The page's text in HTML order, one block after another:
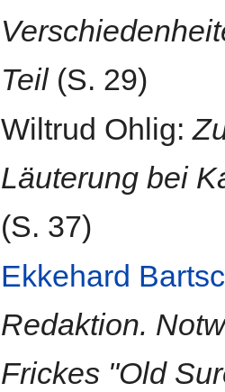
Teil(S. 29)
Wiltrud Ohlig:
Läuterung bei
(S. 37)
Ekkehard
Redaktion.
Frickes "Old